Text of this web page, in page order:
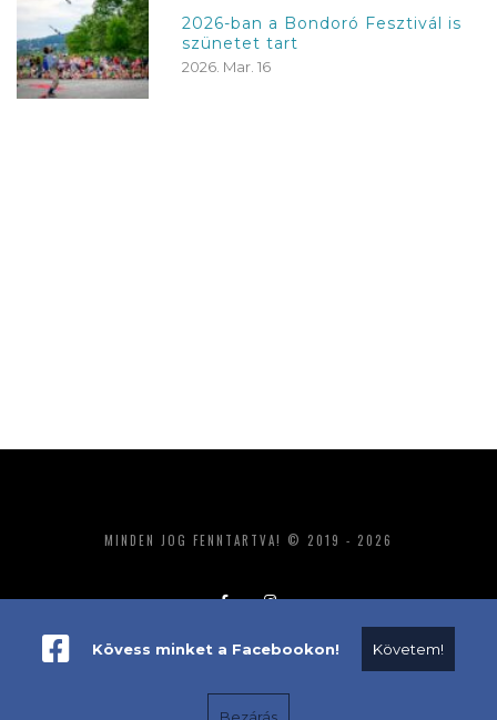
2026-ban a Bondoró Fesztivál is
szünetet tart
2026. Mar. 16
MINDEN JOG FENNTARTVA! © 2019 - 2026
ADATKEZELÉS IMPRESSZUM MÉDIAAJÁNLAT
Kövess minket a Facebookon! Követem!